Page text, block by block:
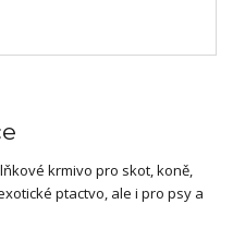
krmivo pro skot, koně,
ptactvo, ale i pro psy a